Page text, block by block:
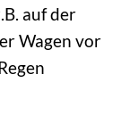
auf der
Wagen vor